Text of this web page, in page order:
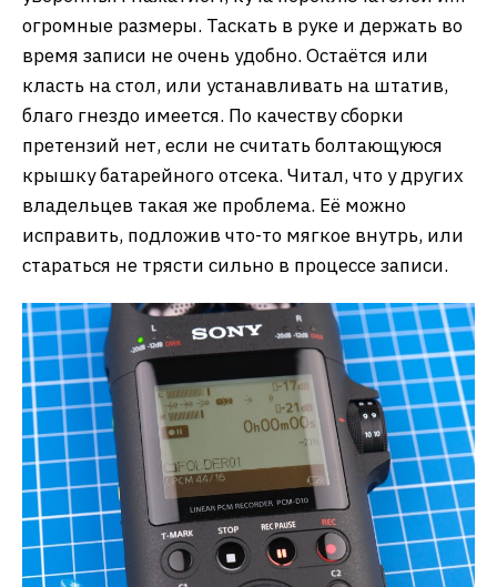
огромные размеры. Таскать в руке и держать во
время записи не очень удобно. Остаётся или
класть на стол, или устанавливать на штатив,
благо гнездо имеется. По качеству сборки
претензий нет, если не считать болтающуюся
крышку батарейного отсека. Читал, что у других
владельцев такая же проблема. Её можно
исправить, подложив что-то мягкое внутрь, или
стараться не трясти сильно в процессе записи.